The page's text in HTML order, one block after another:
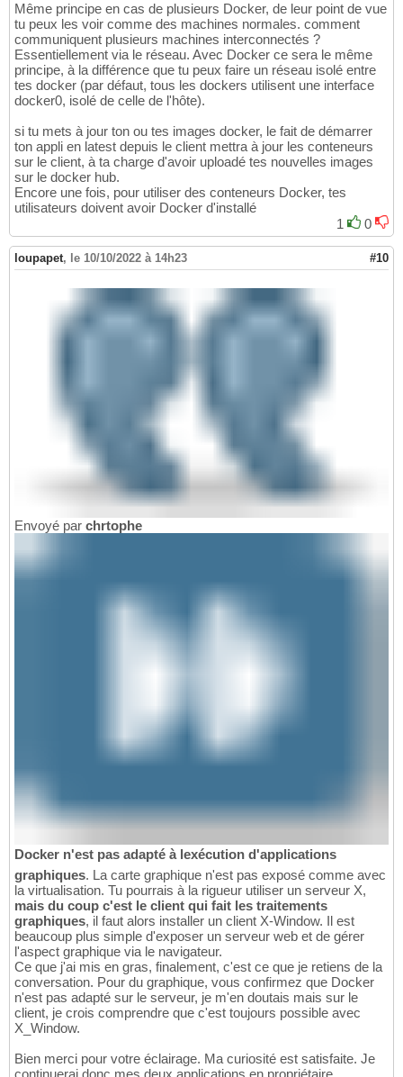
Même principe en cas de plusieurs Docker, de leur point de vue
tu peux les voir comme des machines normales. comment
communiquent plusieurs machines interconnectés ?
Essentiellement via le réseau. Avec Docker ce sera le même
principe, à la différence que tu peux faire un réseau isolé entre
tes docker (par défaut, tous les dockers utilisent une interface
docker0, isolé de celle de l'hôte).
si tu mets à jour ton ou tes images docker, le fait de démarrer
ton appli en latest depuis le client mettra à jour les conteneurs
sur le client, à ta charge d'avoir uploadé tes nouvelles images
sur le docker hub.
Encore une fois, pour utiliser des conteneurs Docker, tes
utilisateurs doivent avoir Docker d'installé
1
0
loupapet, le 10/10/2022 à 14h23 #10
Envoyé par chrtophe
Docker n'est pas adapté à lexécution d'applications
graphiques. La carte graphique n'est pas exposé comme avec
la virtualisation. Tu pourrais à la rigueur utiliser un serveur X,
mais du coup c'est le client qui fait les traitements
graphiques, il faut alors installer un client X-Window. Il est
beaucoup plus simple d'exposer un serveur web et de gérer
l'aspect graphique via le navigateur.
Ce que j'ai mis en gras, finalement, c'est ce que je retiens de la
conversation. Pour du graphique, vous confirmez que Docker
n'est pas adapté sur le serveur, je m'en doutais mais sur le
client, je crois comprendre que c'est toujours possible avec
X_Window.
Bien merci pour votre éclairage. Ma curiosité est satisfaite. Je